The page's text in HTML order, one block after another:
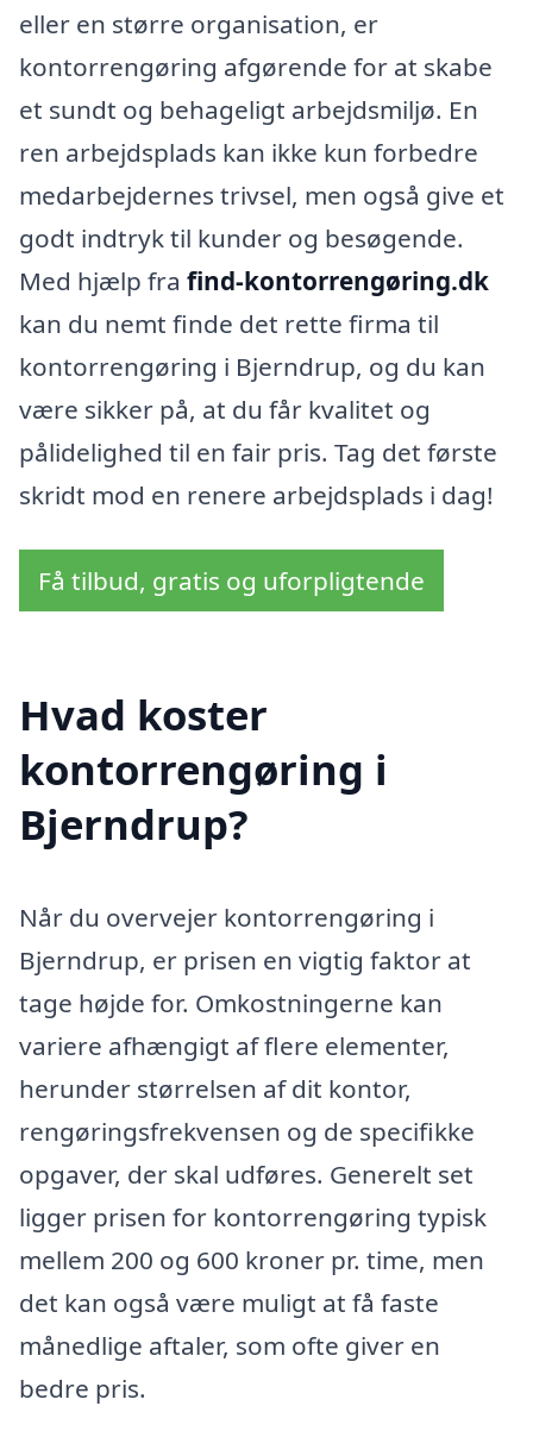
eller en større organisation, er
kontorrengøring afgørende for at skabe
et sundt og behageligt arbejdsmiljø. En
ren arbejdsplads kan ikke kun forbedre
medarbejdernes trivsel, men også give et
godt indtryk til kunder og besøgende.
Med hjælp fra find-kontorrengøring.dk
kan du nemt finde det rette firma til
kontorrengøring i Bjerndrup, og du kan
være sikker på, at du får kvalitet og
pålidelighed til en fair pris. Tag det første
skridt mod en renere arbejdsplads i dag!
Få tilbud, gratis og uforpligtende
Hvad koster
kontorrengøring i
Bjerndrup?
Når du overvejer kontorrengøring i
Bjerndrup, er prisen en vigtig faktor at
tage højde for. Omkostningerne kan
variere afhængigt af flere elementer,
herunder størrelsen af dit kontor,
rengøringsfrekvensen og de specifikke
opgaver, der skal udføres. Generelt set
ligger prisen for kontorrengøring typisk
mellem 200 og 600 kroner pr. time, men
det kan også være muligt at få faste
månedlige aftaler, som ofte giver en
bedre pris.